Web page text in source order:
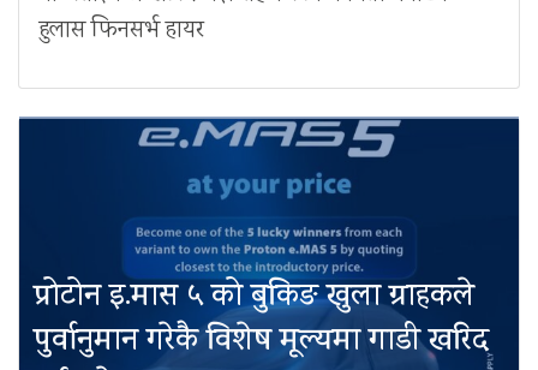
हुलास फिनसर्भ हायर
प्रोटोन इ.मास ५ को बुकिङ खुला ग्राहकले
पुर्वानुमान गरेकै विशेष मूल्यमा गाडी खरिद